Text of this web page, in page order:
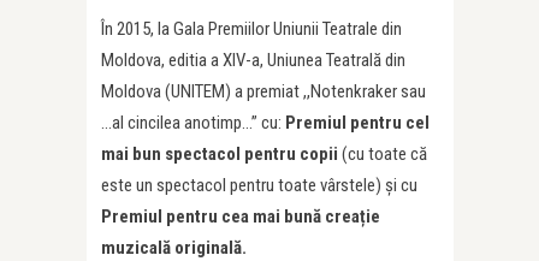
În 2015, la Gala Premiilor Uniunii Teatrale din
Moldova, editia a XIV-a, Uniunea Teatrală din
Moldova (UNITEM) a premiat ,,Notenkraker sau
…al cincilea anotimp…” cu: Premiul pentru cel
mai bun spectacol pentru copii (cu toate că
este un spectacol pentru toate vârstele) și cu
Premiul pentru cea mai bună creație
muzicală originală.